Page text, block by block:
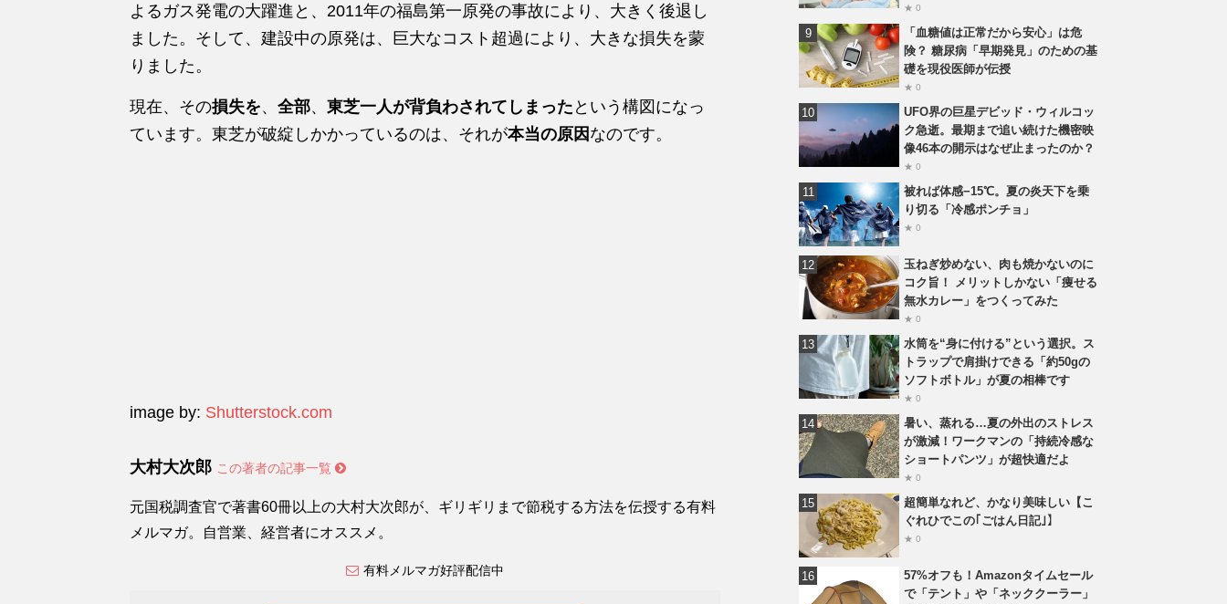
よるガス発電の大躍進と、2011年の福島第一原発の事故により、大きく後退し
ました。そして、建設中の原発は、巨大なコスト超過により、大きな損失を蒙
りました。
現在、その損失を、 全部、 東芝一人が背負わされてしまった という構図になっ
ています。東芝が破綻しかかっているのは、それが本当の原因 なのです。
image by: Shutterstock.com
大村大次郎 この著者の記事一覧
元国税調査官で著書60冊以上の大村大次郎が、ギリギリまで節税する方法を伝授する有料
メルマガ。自営業、経営者にオススメ。
有料メルマガ好評配信中
★ 0
「血糖値は正常だから安心」は危
険？ 糖尿病「早期発見」のための基
礎を現役医師が伝授
★ 0
UFO界の巨星デビッド・ウィルコッ
ク急逝。最期まで追い続けた機密映
像46本の開示はなぜ止まったのか？
★ 0
被れば体感−15℃。夏の炎天下を乗
り切る「冷感ポンチョ」
★ 0
玉ねぎ炒めない、肉も焼かないのに
コク旨！ メリットしかない「痩せる
無水カレー」をつくってみた
★ 0
水筒を“身に付ける”という選択。ス
トラップで肩掛けできる「約50gの
ソフトボトル」が夏の相棒です
★ 0
暑い、蒸れる…夏の外出のストレス
が激減！ワークマンの「持続冷感な
ショートパンツ」が超快適だよ
★ 0
超簡単なれど、かなり美味しい【こ
ぐれひでこの｢ごはん日記｣】
★ 0
57%オフも！Amazonタイムセール
で「テント」や「ネッククーラー」